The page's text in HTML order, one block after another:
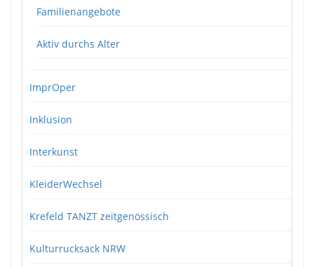
Familienangebote
Aktiv durchs Alter
ImprOper
Inklusion
Interkunst
KleiderWechsel
Krefeld TANZT zeitgenössisch
Kulturrucksack NRW